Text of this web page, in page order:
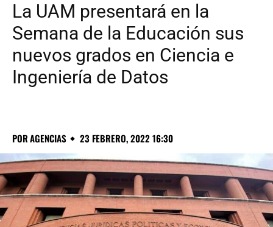
La UAM presentará en la
Semana de la Educación sus
nuevos grados en Ciencia e
Ingeniería de Datos
PORAGENCIAS 23 FEBRERO, 2022 16:30